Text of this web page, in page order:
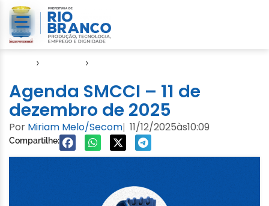
› ›
Agenda SMCCI – 11 de
dezembro de 2025
Por Miriam Melo/Secom| 11/12/2025às10:09
Compartilhe: